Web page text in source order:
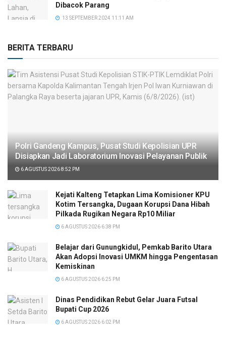
Dibacok Parang
13 SEPTEMBER 2024 11:11 AM
BERITA TERBARU
Polri Gandeng Kampus, Pusat Studi Kepolisian UPR
Disiapkan Jadi Laboratorium Inovasi Pelayanan Publik
6 AGUSTUS 2026 8:52 PM
Kejati Kalteng Tetapkan Lima Komisioner KPU
Kotim Tersangka, Dugaan Korupsi Dana Hibah
Pilkada Rugikan Negara Rp10 Miliar
6 AGUSTUS 2026 6:38 PM
Belajar dari Gunungkidul, Pemkab Barito Utara
Akan Adopsi Inovasi UMKM hingga Pengentasan
Kemiskinan
6 AGUSTUS 2026 6:25 PM
Dinas Pendidikan Rebut Gelar Juara Futsal
Bupati Cup 2026
6 AGUSTUS 2026 6:02 PM